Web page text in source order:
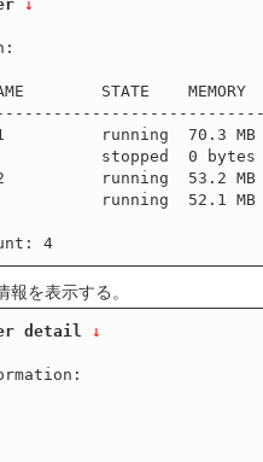
↓
Current ATMF Container count: 4
を表示する。
detail ↓